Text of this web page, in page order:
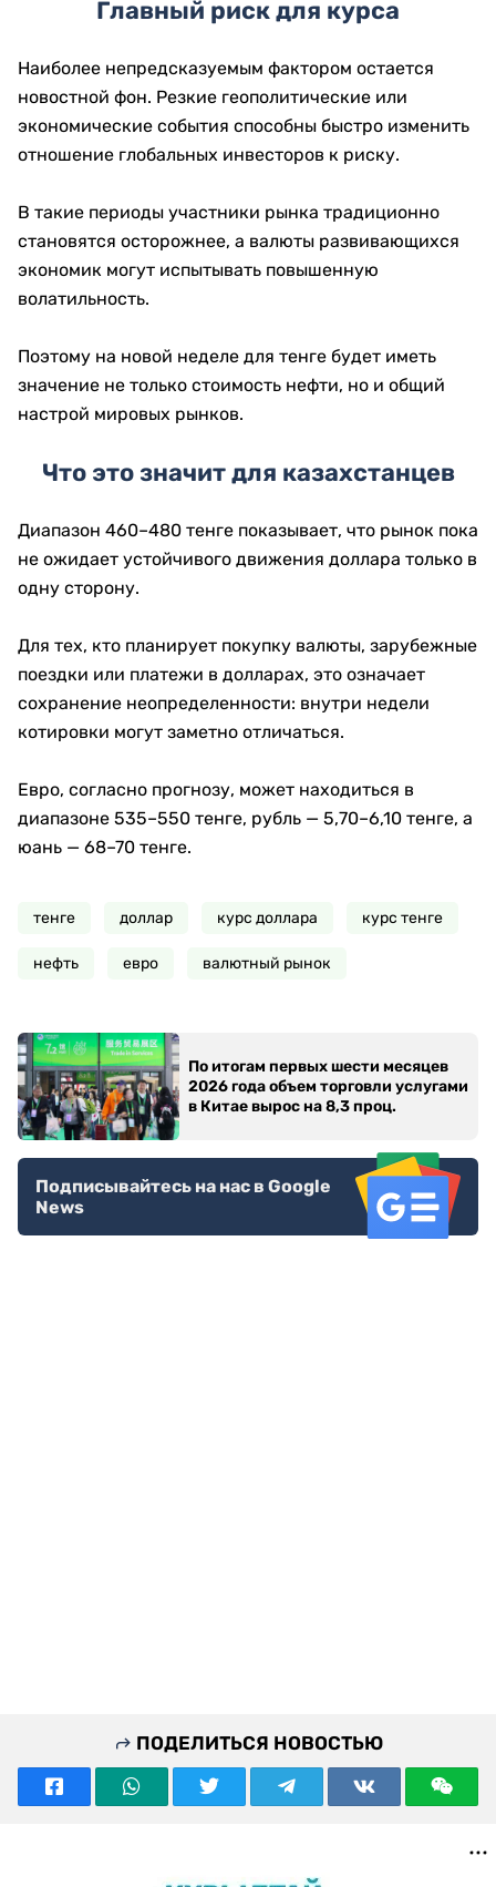
Главный риск для курса
Наиболее непредсказуемым фактором остается
новостной фон. Резкие геополитические или
экономические события способны быстро изменить
отношение глобальных инвесторов к риску.
В такие периоды участники рынка традиционно
становятся осторожнее, а валюты развивающихся
экономик могут испытывать повышенную
волатильность.
Поэтому на новой неделе для тенге будет иметь
значение не только стоимость нефти, но и общий
настрой мировых рынков.
Что это значит для казахстанцев
Диапазон 460–480 тенге показывает, что рынок пока
не ожидает устойчивого движения доллара только в
одну сторону.
Для тех, кто планирует покупку валюты, зарубежные
поездки или платежи в долларах, это означает
сохранение неопределенности: внутри недели
котировки могут заметно отличаться.
Евро, согласно прогнозу, может находиться в
диапазоне 535–550 тенге, рубль — 5,70–6,10 тенге, а
юань — 68–70 тенге.
тенге доллар курс доллара курс тенге
нефть евро валютный рынок
По итогам первых шести месяцев
2026 года объем торговли услугами
в Китае вырос на 8,3 проц.
Подписывайтесь на нас в Google
News
ПОДЕЛИТЬСЯ НОВОСТЬЮ